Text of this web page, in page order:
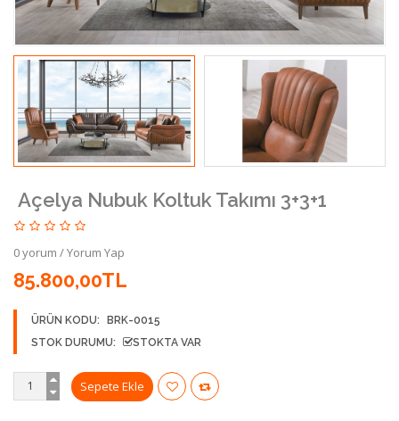
Açelya Nubuk Koltuk Takımı 3+3+1
0 yorum /Yorum Yap
85.800,00TL
ÜRÜN KODU:
BRK-0015
STOK DURUMU:
STOKTA VAR